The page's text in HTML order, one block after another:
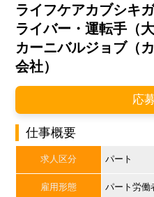
ライフケアカブシキ
ライバー・運転手（
カーニバルジョブ（
会社）
応
仕事概要
求人区分 パート
雇用形態 パート労働